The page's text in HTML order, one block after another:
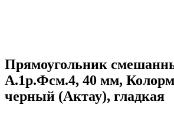
Прямоугольник
А.1р.Фсм.4, 40 мм,
черный (Актау), гладкая